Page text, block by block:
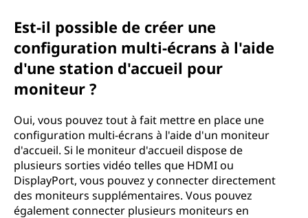
Est-il possible de créer une
configuration multi-écrans à l'aide
d'une station d'accueil pour
moniteur ?
Oui, vous pouvez tout à fait mettre en place une
configuration multi-écrans à l'aide d'un moniteur
d'accueil. Si le moniteur d'accueil dispose de
plusieurs sorties vidéo telles que HDMI ou
DisplayPort, vous pouvez y connecter directement
des moniteurs supplémentaires. Vous pouvez
également connecter plusieurs moniteurs en